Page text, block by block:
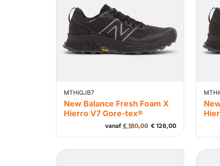
MTHIGJB7
New Balance Fresh Foam X
Hierro V7 Gore-tex®
vanaf €180,00 € 126,00